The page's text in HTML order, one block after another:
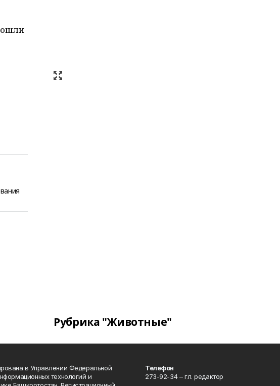
Рубрика "Животные"
в Управлении Федеральной
технологий и
Телефон
273-92-34 – гл. редактор